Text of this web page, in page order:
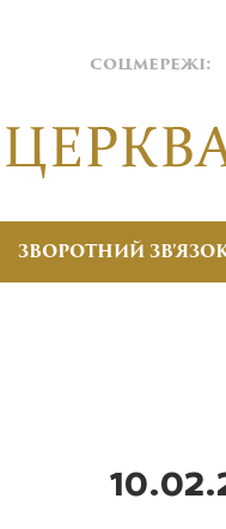
соцмережі:
ЗВОРОТНИЙ